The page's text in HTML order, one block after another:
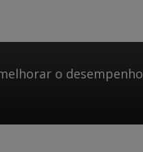
o desempenho